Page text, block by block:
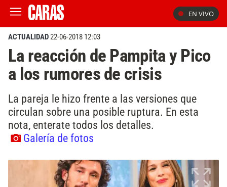
EN VIVO
ACTUALIDAD22-06-2018 12:03
La reacción de Pampita y Pico
a los rumores de crisis
La pareja le hizo frente a las versiones que
circulan sobre una posible ruptura. En esta
nota, enterate todos los detalles.
Galería de fotos